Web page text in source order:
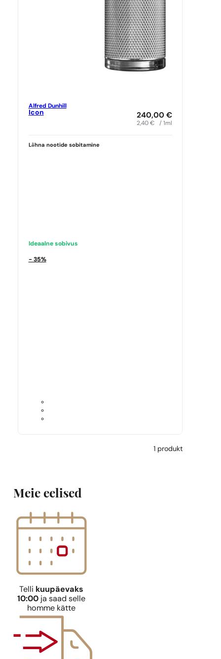
Alfred Dunhill
Icon 240,00 €
2,40 € / 1ml
Lõhna nootide sobitamine
Ideaalne sobivus
- 35%
1 produkt
Meie eelised
Telli kuupäevaks
10:00 ja saad selle
homme kätte